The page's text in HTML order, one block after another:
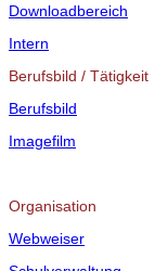
Downloadbereich
Intern
Berufsbild / Tätigkeit
Berufsbild
Imagefilm
Organisation
Webweiser